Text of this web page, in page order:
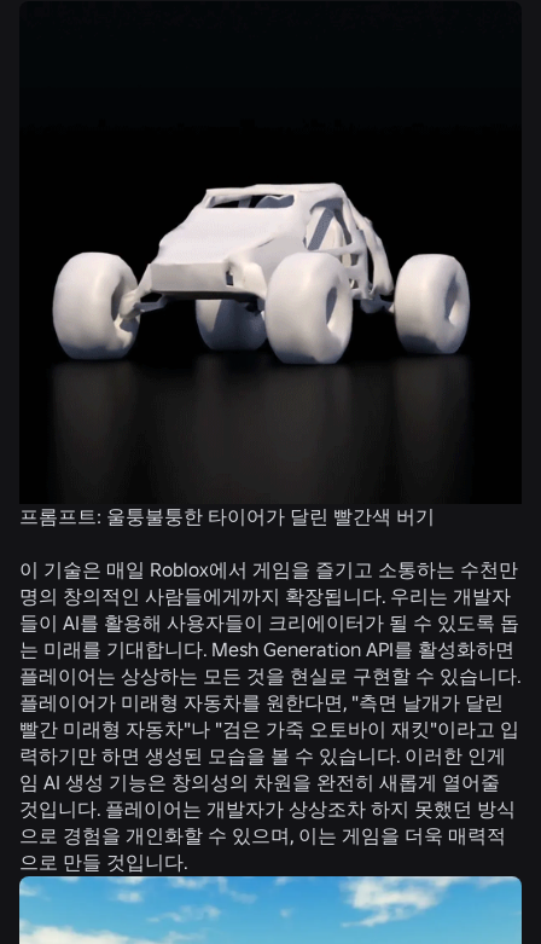
프롬프트: 울퉁불퉁한 타이어가 달린 빨간색 버기
이 기술은 매일 Roblox에서 게임을 즐기고 소통하는 수천만
명의 창의적인 사람들에게까지 확장됩니다. 우리는 개발자
들이 AI를 활용해 사용자들이 크리에이터가 될 수 있도록 돕
는 미래를 기대합니다. Mesh Generation API를 활성화하면
플레이어는 상상하는 모든 것을 현실로 구현할 수 있습니다.
플레이어가 미래형 자동차를 원한다면, "측면 날개가 달린
빨간 미래형 자동차"나 "검은 가죽 오토바이 재킷"이라고 입
력하기만 하면 생성된 모습을 볼 수 있습니다. 이러한 인게
임 AI 생성 기능은 창의성의 차원을 완전히 새롭게 열어줄
것입니다. 플레이어는 개발자가 상상조차 하지 못했던 방식
으로 경험을 개인화할 수 있으며, 이는 게임을 더욱 매력적
으로 만들 것입니다.